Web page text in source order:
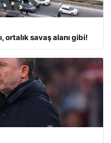
ortalık savaş alanı gibi!